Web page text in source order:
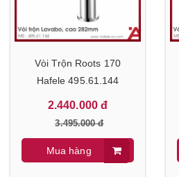
Vòi Trộn Roots 170
Hafele 495.61.144
2.440.000 đ
3.495.000 đ
Mua hàng